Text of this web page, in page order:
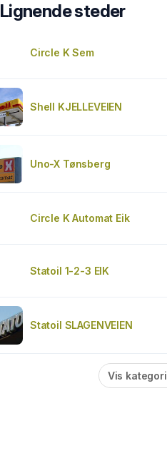
Lignende steder
Circle K Sem
Shell KJELLEVEIEN
Uno-X Tønsberg
Circle K Automat Eik
Statoil 1-2-3 EIK
Statoil SLAGENVEIEN
Vis kategori